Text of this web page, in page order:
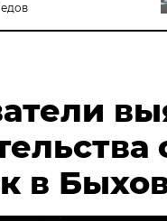
в